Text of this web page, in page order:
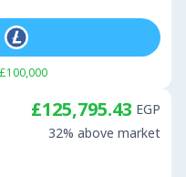
£125,795.43 EGP
32% above market